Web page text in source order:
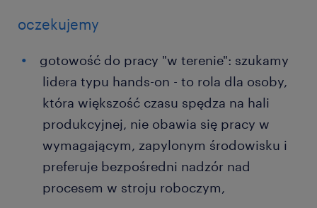
oczekujemy
gotowość do pracy "w terenie": szukamy
lidera typu hands-on - to rola dla osoby,
która większość czasu spędza na hali
produkcyjnej, nie obawia się pracy w
wymagającym, zapylonym środowisku i
preferuje bezpośredni nadzór nad
procesem w stroju roboczym,